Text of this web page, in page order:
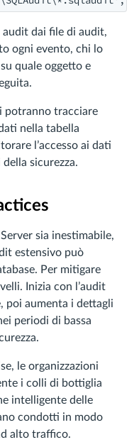
dai file di audit,
ogni evento, chi lo
quale oggetto e
potranno tracciare
nella tabella
l’accesso ai dati
sicurezza.
sia inestimabile,
estensivo può
Per mitigare
Inizia con l’audit
poi aumenta i dettagli
periodi di bassa
le organizzazioni
i colli di bottiglia
intelligente delle
condotti in modo
alto traffico.